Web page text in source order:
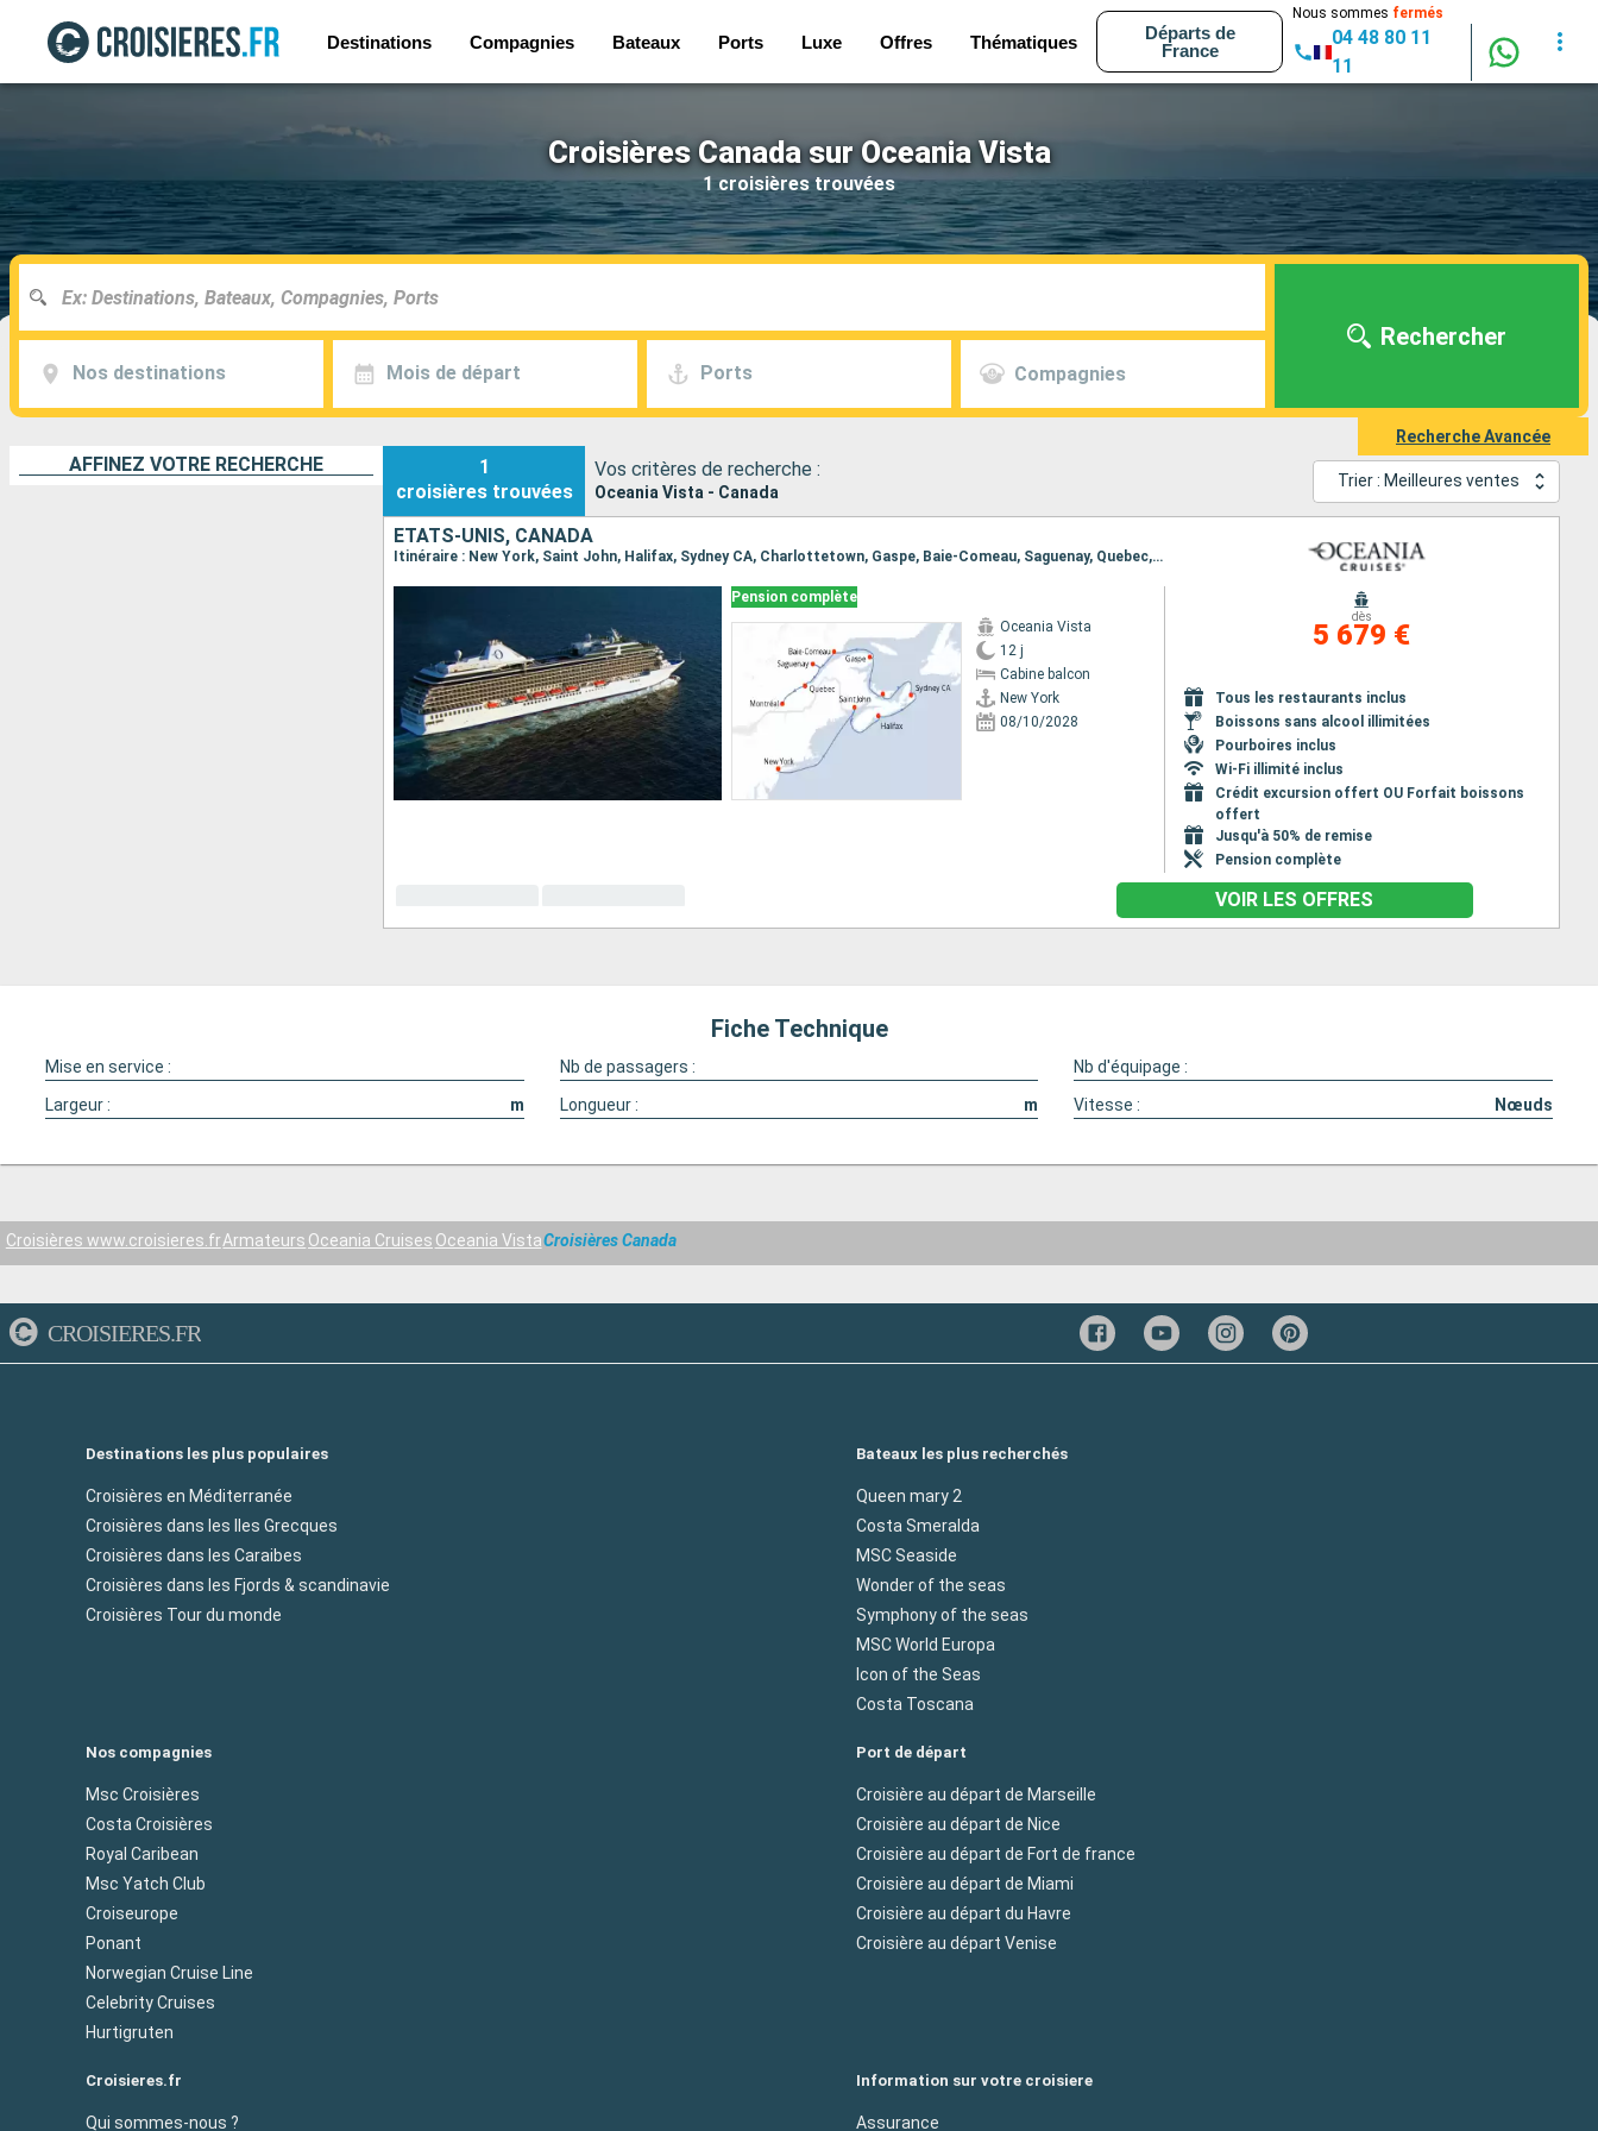
Destinations Compagnies Bateaux Ports Luxe Offres Thématiques
Départs de
France
Nous sommes fermés
04 48 80 11
11
Croisières Canada sur Oceania Vista
1 croisières trouvées
Nos destinations Mois de départ Ports Compagnies
Rechercher
Recherche Avancée
AFFINEZ VOTRE RECHERCHE
1
croisières trouvées
Vos critères de recherche :
Oceania Vista - Canada
Trier : Meilleures ventes
ÉTATS-UNIS, CANADA
Itinéraire : New York, Saint John, Halifax, Sydney CA, Charlottetown, Gaspe, Baie-Comeau, Saguenay, Quebec, Montréal
Pension complète
Oceania Vista
12 j
Cabine balcon
New York
08/10/2028
dès
5 679 €
Tous les restaurants inclus
Boissons sans alcool illimitées
Pourboires inclus
Wi-Fi illimité inclus
Crédit excursion offert OU Forfait boissons
offert
Jusqu'à 50% de remise
Pension complète
VOIR LES OFFRES
Fiche Technique
Mise en service : Nb de passagers :
Nb d'équipage :
Largeur :
m Longueur : m Vitesse : Nœuds
Croisières www.croisieres.frArmateurs Oceania Cruises Oceania VistaCroisières Canada
CROISIERES.FR
Destinations les plus populaires
Croisières en Méditerranée
Croisières dans les Iles Grecques
Croisières dans les Caraibes
Croisières dans les Fjords & scandinavie
Croisières Tour du monde
Bateaux les plus recherchés
Queen mary 2
Costa Smeralda
MSC Seaside
Wonder of the seas
Symphony of the seas
MSC World Europa
Icon of the Seas
Costa Toscana
Nos compagnies
Msc Croisières
Costa Croisières
Royal Caribean
Msc Yatch Club
Croiseurope
Ponant
Norwegian Cruise Line
Celebrity Cruises
Hurtigruten
Port de départ
Croisière au départ de Marseille
Croisière au départ de Nice
Croisière au départ de Fort de france
Croisière au départ de Miami
Croisière au départ du Havre
Croisière au départ Venise
Croisieres.fr
Qui sommes-nous ?
Information sur votre croisiere
Assurance